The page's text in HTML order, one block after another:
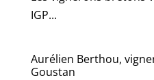
IGP...
Aurélien Berthou,
Goustan